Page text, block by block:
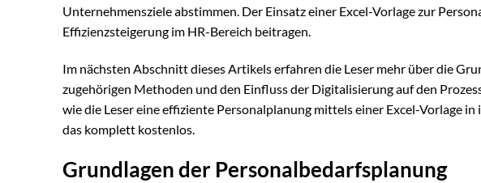
Unternehmensziele abstimmen. Der Einsatz einer Excel-Vorlage zur
Effizienzsteigerung im HR-Bereich beitragen.
Im nächsten Abschnitt dieses Artikels erfahren die Leser mehr über die
zugehörigen Methoden und den Einfluss der Digitalisierung auf den
wie die Leser eine effiziente Personalplanung mittels einer Excel-Vorlage
das komplett kostenlos.
Grundlagen der Personalbedarfsplanung